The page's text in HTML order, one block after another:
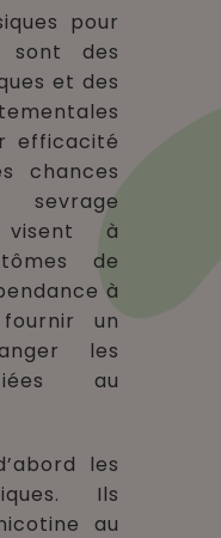
pour
des
et des
efficacité
chances
visent à
de
à
un
les
au
les
Ils
au